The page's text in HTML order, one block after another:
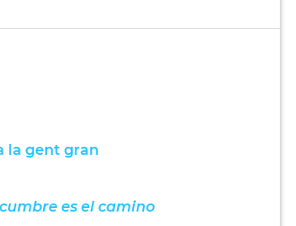
la gent gran
es el camino